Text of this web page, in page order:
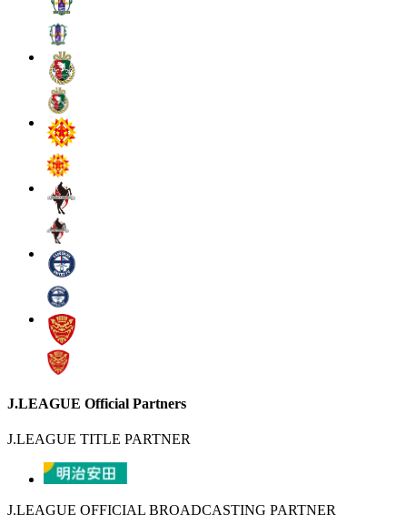
J.LEAGUE Official Partners
J.LEAGUE TITLE PARTNER
J.LEAGUE OFFICIAL BROADCASTING PARTNER